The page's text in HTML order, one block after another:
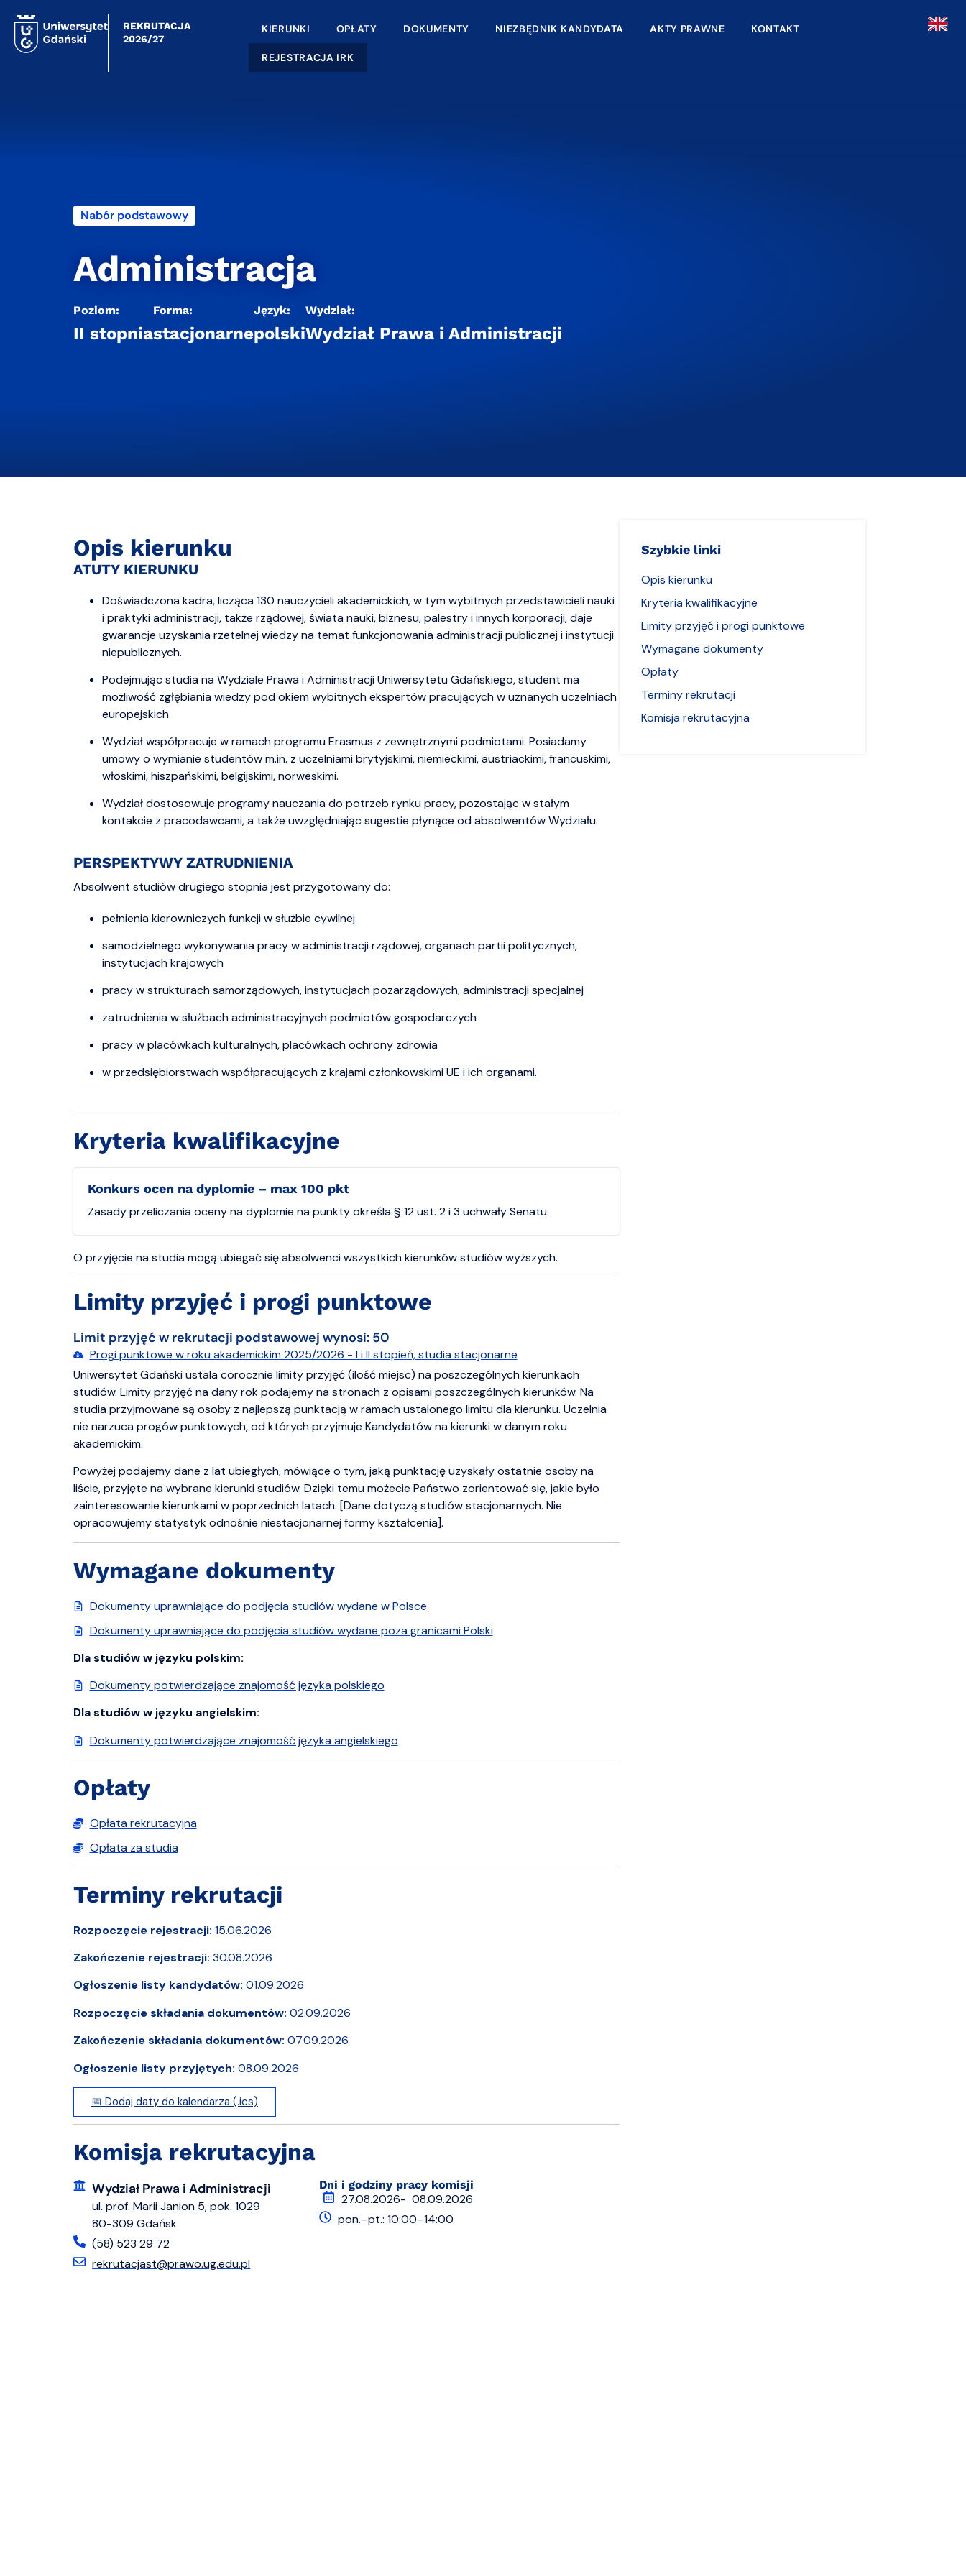
REKRUTACJA
2026/27
KIERUNKI OPŁATY DOKUMENTY NIEZBĘDNIK KANDYDATA AKTY PRAWNE KONTAKT
REJESTRACJA IRK
Nabór podstawowy
Administracja
Poziom:
II stopnia
Forma:
stacjonarne
Język:
polski
Wydział:
Wydział Prawa i Administracji
Opis kierunku
ATUTY KIERUNKU
Doświadczona kadra, licząca 130 nauczycieli akademickich, w tym wybitnych przedstawicieli nauki
i praktyki administracji, także rządowej, świata nauki, biznesu, palestry i innych korporacji, daje
gwarancje uzyskania rzetelnej wiedzy na temat funkcjonowania administracji publicznej i instytucji
niepublicznych.
Podejmując studia na Wydziale Prawa i Administracji Uniwersytetu Gdańskiego, student ma
możliwość zgłębiania wiedzy pod okiem wybitnych ekspertów pracujących w uznanych uczelniach
europejskich.
Wydział współpracuje w ramach programu Erasmus z zewnętrznymi podmiotami. Posiadamy
umowy o wymianie studentów m.in. z uczelniami brytyjskimi, niemieckimi, austriackimi, francuskimi,
włoskimi, hiszpańskimi, belgijskimi, norweskimi.
Wydział dostosowuje programy nauczania do potrzeb rynku pracy, pozostając w stałym
kontakcie z pracodawcami, a także uwzględniając sugestie płynące od absolwentów Wydziału.
PERSPEKTYWY ZATRUDNIENIA
Absolwent studiów drugiego stopnia jest przygotowany do:
pełnienia kierowniczych funkcji w służbie cywilnej
samodzielnego wykonywania pracy w administracji rządowej, organach partii politycznych,
instytucjach krajowych
pracy w strukturach samorządowych, instytucjach pozarządowych, administracji specjalnej
zatrudnienia w służbach administracyjnych podmiotów gospodarczych
pracy w placówkach kulturalnych, placówkach ochrony zdrowia
w przedsiębiorstwach współpracujących z krajami członkowskimi UE i ich organami.
Kryteria kwalifikacyjne
Konkurs ocen na dyplomie – max 100 pkt
Zasady przeliczania oceny na dyplomie na punkty określa § 12 ust. 2 i 3 uchwały Senatu.
O przyjęcie na studia mogą ubiegać się absolwenci wszystkich kierunków studiów wyższych.
Limity przyjęć i progi punktowe
Limit przyjęć w rekrutacji podstawowej wynosi: 50
Progi punktowe w roku akademickim 2025/2026 - I i II stopień, studia stacjonarne
Uniwersytet Gdański ustala corocznie limity przyjęć (ilość miejsc) na poszczególnych kierunkach
studiów. Limity przyjęć na dany rok podajemy na stronach z opisami poszczególnych kierunków. Na
studia przyjmowane są osoby z najlepszą punktacją w ramach ustalonego limitu dla kierunku. Uczelnia
nie narzuca progów punktowych, od których przyjmuje Kandydatów na kierunki w danym roku
akademickim.
Powyżej podajemy dane z lat ubiegłych, mówiące o tym, jaką punktację uzyskały ostatnie osoby na
liście, przyjęte na wybrane kierunki studiów. Dzięki temu możecie Państwo zorientować się, jakie było
zainteresowanie kierunkami w poprzednich latach. [Dane dotyczą studiów stacjonarnych. Nie
opracowujemy statystyk odnośnie niestacjonarnej formy kształcenia].
Wymagane dokumenty
Dokumenty uprawniające do podjęcia studiów wydane w Polsce
Dokumenty uprawniające do podjęcia studiów wydane poza granicami Polski
Dla studiów w języku polskim:
Dokumenty potwierdzające znajomość języka polskiego
Dla studiów w języku angielskim:
Dokumenty potwierdzające znajomość języka angielskiego
Opłaty
Opłata rekrutacyjna
Opłata za studia
Terminy rekrutacji
Rozpoczęcie rejestracji: 15.06.2026
Zakończenie rejestracji: 30.08.2026
Ogłoszenie listy kandydatów: 01.09.2026
Rozpoczęcie składania dokumentów: 02.09.2026
Zakończenie składania dokumentów: 07.09.2026
Ogłoszenie listy przyjętych: 08.09.2026
📅 Dodaj daty do kalendarza (.ics)
Komisja rekrutacyjna
Wydział Prawa i Administracji
ul. prof. Marii Janion 5, pok. 1029
80-309 Gdańsk
(58) 523 29 72
rekrutacjast@prawo.ug.edu.pl
Dni i godziny pracy komisji
27.08.2026- 08.09.2026
pon.–pt.: 10:00–14:00
Szybkie linki
Opis kierunku
Kryteria kwalifikacyjne
Limity przyjęć i progi punktowe
Wymagane dokumenty
Opłaty
Terminy rekrutacji
Komisja rekrutacyjna